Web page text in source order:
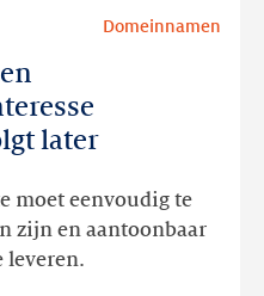
later
Domeinnamen
moet eenvoudig te
zijn en aantoonbaar
leveren.